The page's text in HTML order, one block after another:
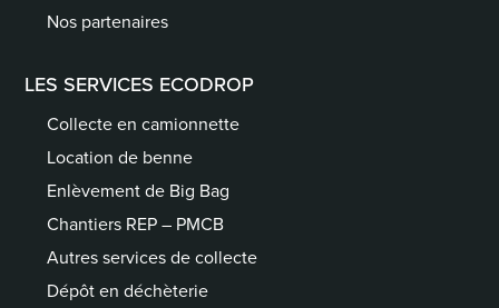
Nos partenaires
LES SERVICES ECODROP
Collecte en camionnette
Location de benne
Enlèvement de Big Bag
Chantiers REP – PMCB
Autres services de collecte
Dépôt en déchèterie